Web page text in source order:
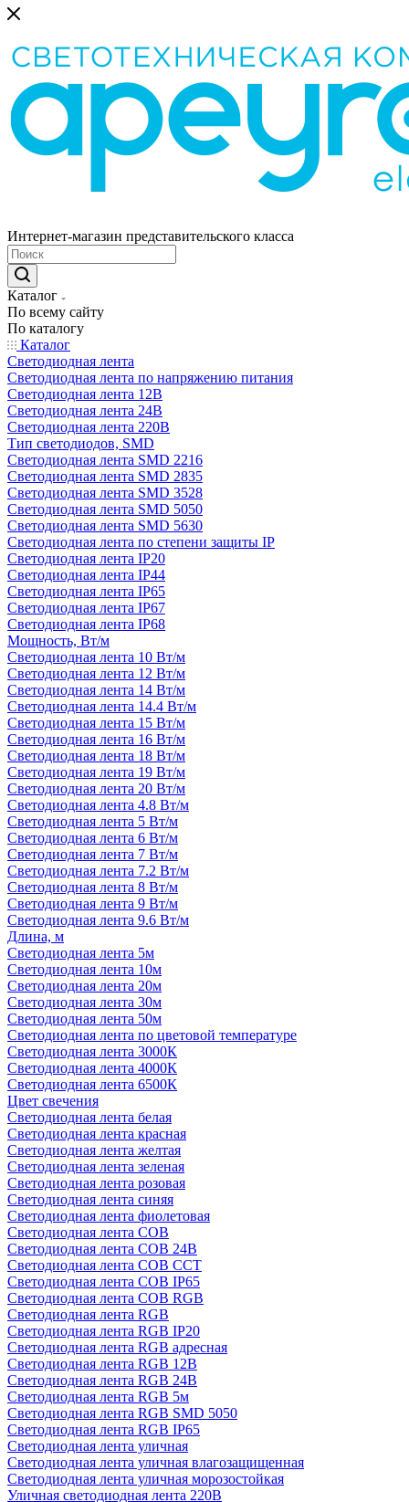
Интернет-магазин представительского класса
Каталог
По всему сайту
По каталогу
Каталог
Светодиодная лента
Светодиодная лента по напряжению питания
Светодиодная лента 12В
Светодиодная лента 24В
Светодиодная лента 220В
Тип светодиодов, SMD
Cветодиодная лента SMD 2216
Светодиодная лента SMD 2835
Светодиодная лента SMD 3528
Светодиодная лента SMD 5050
Светодиодная лента SMD 5630
Светодиодная лента по степени защиты IP
Светодиодная лента IP20
Светодиодная лента IP44
Светодиодная лента IP65
Светодиодная лента IP67
Светодиодная лента IP68
Мощность, Вт/м
Светодиодная лента 10 Вт/м
Светодиодная лента 12 Вт/м
Светодиодная лента 14 Вт/м
Светодиодная лента 14.4 Вт/м
Светодиодная лента 15 Вт/м
Светодиодная лента 16 Вт/м
Светодиодная лента 18 Вт/м
Светодиодная лента 19 Вт/м
Светодиодная лента 20 Вт/м
Светодиодная лента 4.8 Вт/м
Светодиодная лента 5 Вт/м
Светодиодная лента 6 Вт/м
Светодиодная лента 7 Вт/м
Светодиодная лента 7.2 Вт/м
Светодиодная лента 8 Вт/м
Светодиодная лента 9 Вт/м
Светодиодная лента 9.6 Вт/м
Длина, м
Светодиодная лента 5м
Светодиодная лента 10м
Светодиодная лента 20м
Светодиодная лента 30м
Светодиодная лента 50м
Светодиодная лента по цветовой температуре
Светодиодная лента 3000К
Светодиодная лента 4000К
Светодиодная лента 6500К
Цвет свечения
Светодиодная лента белая
Светодиодная лента красная
Светодиодная лента желтая
Светодиодная лента зеленая
Светодиодная лента розовая
Светодиодная лента синяя
Светодиодная лента фиолетовая
Светодиодная лента COB
Светодиодная лента COB 24В
Светодиодная лента COB CCT
Светодиодная лента COB IP65
Светодиодная лента COB RGB
Светодиодная лента RGB
Светодиодная лента RGB IP20
Светодиодная лента RGB адресная
Светодиодная лента RGB 12В
Светодиодная лента RGB 24В
Светодиодная лента RGB 5м
Светодиодная лента RGB SMD 5050
Светодиодная лента RGB IP65
Светодиодная лента уличная
Светодиодная лента уличная влагозащищенная
Светодиодная лента уличная морозостойкая
Уличная светодиодная лента 220В